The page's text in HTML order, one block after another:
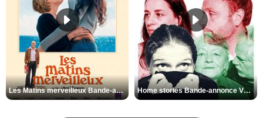
Les Matins merveilleux Bande-annonce VF Home stories Bande-annonce VO STFR